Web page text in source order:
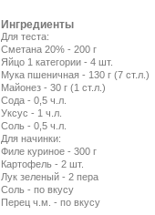
Ингредиенты
Для теста:
Сметана 20% - 200 г
Яйцо 1 категории - 4 шт.
Мука пшеничная - 130 г (7 ст.л.)
Майонез - 30 г (1 ст.л.)
Сода - 0,5 ч.л.
Уксус - 1 ч.л.
Соль - 0,5 ч.л.
Для начинки:
Филе куриное - 300 г
Картофель - 2 шт.
Лук зеленый - 2 пера
Соль - по вкусу
Перец ч.м. - по вкусу